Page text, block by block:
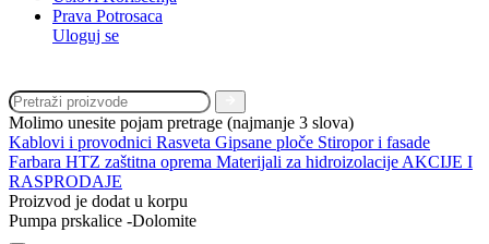
Prava Potrosaca
Uloguj se
Molimo unesite pojam pretrage (najmanje 3 slova)
Kablovi i provodnici Rasveta Gipsane ploče Stiropor i fasade
Farbara HTZ zaštitna oprema Materijali za hidroizolacije AKCIJE I
RASPRODAJE
Proizvod je dodat u korpu
Pumpa prskalice -Dolomite